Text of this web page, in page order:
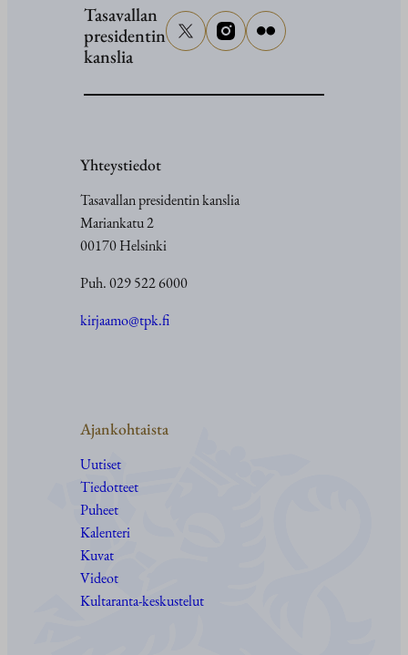
Tasavallan
presidentin
kanslia
Yhteystiedot
Tasavallan presidentin kanslia
Mariankatu 2
00170 Helsinki
Puh. 029 522 6000
kirjaamo@tpk.fi
Ajankohtaista
Uutiset
Tiedotteet
Puheet
Kalenteri
Kuvat
Videot
Kultaranta-keskustelut